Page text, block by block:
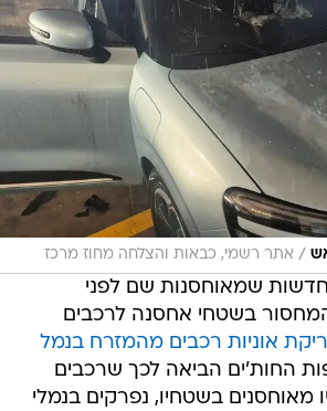
/ אתר רשמי, כבאות והצלחה מחוז מרכז
חדשות שמאוחסנות שם לפני
בשטחי אחסנה לרכבים
אוניות רכבים מהמזרח בנמל
החות'ים הביאה לכך שרכבים
מאוחסנים בשטחיו, נפרקים בנמלי